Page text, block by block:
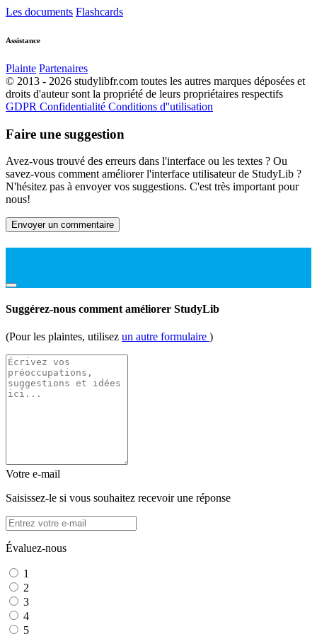
Les documents Flashcards
Assistance
Plainte Partenaires
© 2013 - 2026 studylibfr.com toutes les autres marques déposées et
droits d'auteur sont la propriété de leurs propriétaires respectifs
GDPR Confidentialité Conditions d''utilisation
Faire une suggestion
Avez-vous trouvé des erreurs dans l'interface ou les textes ? Ou
savez-vous comment améliorer l'interface utilisateur de StudyLib ?
N'hésitez pas à envoyer vos suggestions. C'est très important pour
nous!
Envoyer un commentaire
Suggérez-nous comment améliorer StudyLib
(Pour les plaintes, utilisez un autre formulaire )
Votre e-mail
Saisissez-le si vous souhaitez recevoir une réponse
Évaluez-nous
1
2
3
4
5